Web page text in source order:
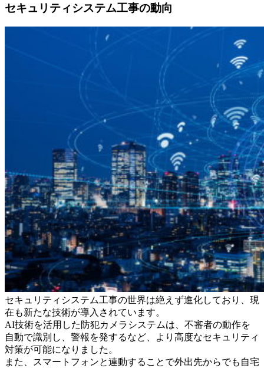
セキュリティシステム工事の動向
セキュリティシステム工事の世界は絶えず進化しており、現
在も新たな技術が導入されています。
AI技術を活用した防犯カメラシステムは、不審者の動作を
自動で識別し、警報を発するなど、より高度なセキュリティ
対策が可能になりました。
また、スマートフォンと連動することで外出先からでも自宅